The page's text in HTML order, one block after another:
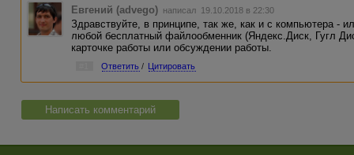
Евгений (advego) написал 19.10.2018 в 22:30
Здравствуйте, в принципе, так же, как и с компьютера -
любой бесплатный файлообменник (Яндекс.Диск, Гугл
карточке работы или обсуждении работы.
Ответить / Цитировать
Написать комментарий